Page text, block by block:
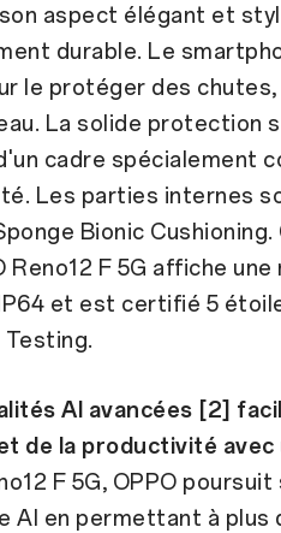
aspect élégant et
durable. Le
le protéger des
La solide protection
cadre spécialement
Les parties internes
Bionic
Reno12 F 5G affiche
et est certifié 5
AI avancées [2]
de la productivité avec
F 5G, OPPO
AI en permettant à plus